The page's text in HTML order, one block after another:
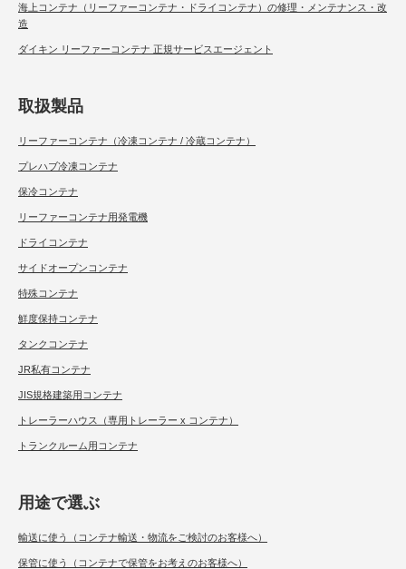
海上コンテナ（リーファーコンテナ・ドライコンテナ）の修理・メンテナンス・改
造
ダイキン リーファーコンテナ 正規サービスエージェント
取扱製品
リーファーコンテナ（冷凍コンテナ / 冷蔵コンテナ）
プレハブ冷凍コンテナ
保冷コンテナ
リーファーコンテナ用発電機
ドライコンテナ
サイドオープンコンテナ
特殊コンテナ
鮮度保持コンテナ
タンクコンテナ
JR私有コンテナ
JIS規格建築用コンテナ
トレーラーハウス（専用トレーラー x コンテナ）
トランクルーム用コンテナ
用途で選ぶ
輸送に使う（コンテナ輸送・物流をご検討のお客様へ）
保管に使う（コンテナで保管をお考えのお客様へ）